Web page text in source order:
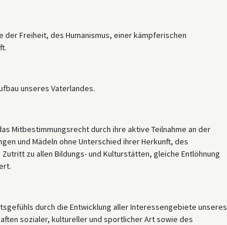
Freiheit, des Humanismus, einer kämpferischen
unseres Vaterlandes.
Mitbestimmungsrecht durch ihre aktive Teilnahme an der
und Mädeln ohne Unterschied ihrer Herkunft, des
zu allen Bildungs- und Kulturstätten, gleiche Entlöhnung
durch die Entwicklung aller Interessengebiete unseres
sozialer, kultureller und sportlicher Art sowie des